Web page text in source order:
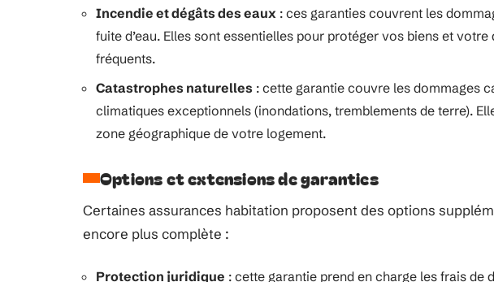
Incendie et dégâts des eaux : ces garanties couvrent les
fuite d’eau. Elles sont essentielles pour protéger vos biens et
fréquents.
Catastrophes naturelles : cette garantie couvre les dommages
climatiques exceptionnels (inondations, tremblements de terre).
zone géographique de votre logement.
Options et extensions de garanties
Certaines assurances habitation proposent des options
encore plus complète :
Protection juridique : cette garantie prend en charge les frais de